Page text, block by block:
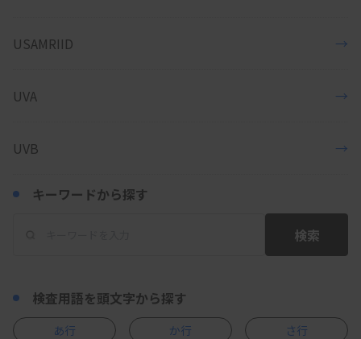
USAMRIID →
UVA →
UVB →
キーワードから探す
検索
検査用語を頭文字から探す
あ行 か行 さ行